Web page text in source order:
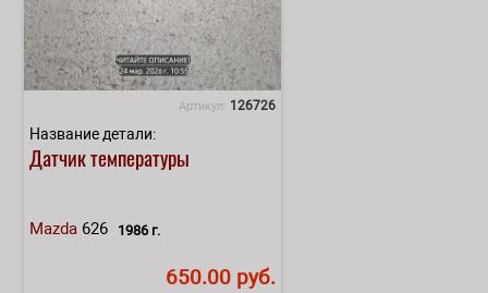
Артикул: 126726
Название детали:
Датчик температуры
Mazda 626 1986 г.
650.00 руб.